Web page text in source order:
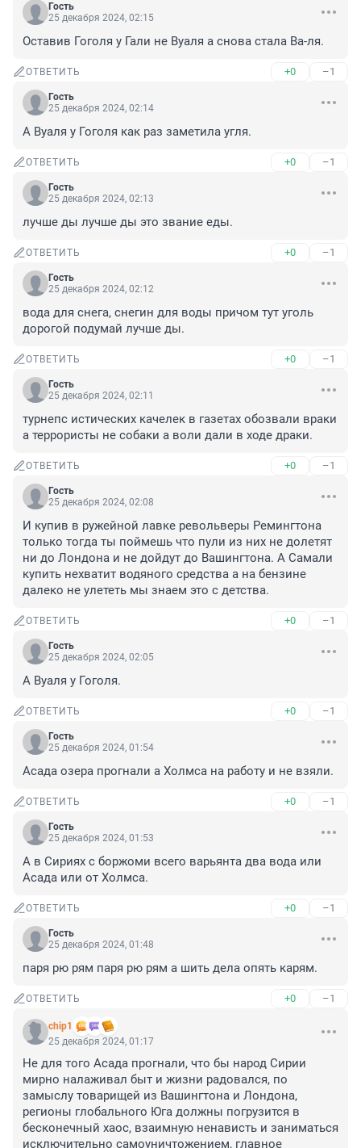
Гость
25 декабря 2024, 02:15
Оставив Гоголя у Гали не Вуаля а снова стала Ва-ля.
ОТВЕТИТЬ +0 –1
Гость
25 декабря 2024, 02:14
А Вуаля у Гоголя как раз заметила угля.
ОТВЕТИТЬ +0 –1
Гость
25 декабря 2024, 02:13
лучше ды лучше ды это звание еды.
ОТВЕТИТЬ +0 –1
Гость
25 декабря 2024, 02:12
вода для снега, снегин для воды причом тут уголь
дорогой подумай лучше ды.
ОТВЕТИТЬ +0 –1
Гость
25 декабря 2024, 02:11
турнепс истических качелек в газетах обозвали враки
а террористы не собаки а воли дали в ходе драки.
ОТВЕТИТЬ +0 –1
Гость
25 декабря 2024, 02:08
И купив в ружейной лавке револьверы Ремингтона
только тогда ты поймешь что пули из них не долетят
ни до Лондона и не дойдут до Вашингтона. А Самали
купить нехватит водяного средства а на бензине
далеко не улететь мы знаем это с детства.
ОТВЕТИТЬ +0 –1
Гость
25 декабря 2024, 02:05
А Вуаля у Гоголя.
ОТВЕТИТЬ +0 –1
Гость
25 декабря 2024, 01:54
Асада озера прогнали а Холмса на работу и не взяли.
ОТВЕТИТЬ +0 –1
Гость
25 декабря 2024, 01:53
А в Сириях с боржоми всего варьянта два вода или
Асада или от Холмса.
ОТВЕТИТЬ +0 –1
Гость
25 декабря 2024, 01:48
паря рю рям паря рю рям а шить дела опять карям.
ОТВЕТИТЬ +0 –1
chip1
25 декабря 2024, 01:17
Не для того Асада прогнали, что бы народ Сирии
мирно налаживал быт и жизни радовался, по
замыслу товарищей из Вашингтона и Лондона,
регионы глобального Юга должны погрузится в
бесконечный хаос, взаимную ненависть и заниматься
исключительно самоуничтожением, главное